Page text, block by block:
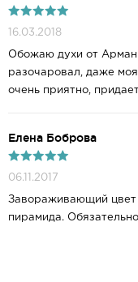
16.03.2018
Обожаю духи от
разочаровал, даже
очень приятно,
Елена Боброва
06.11.2017
Завораживающий цвет
пирамида.